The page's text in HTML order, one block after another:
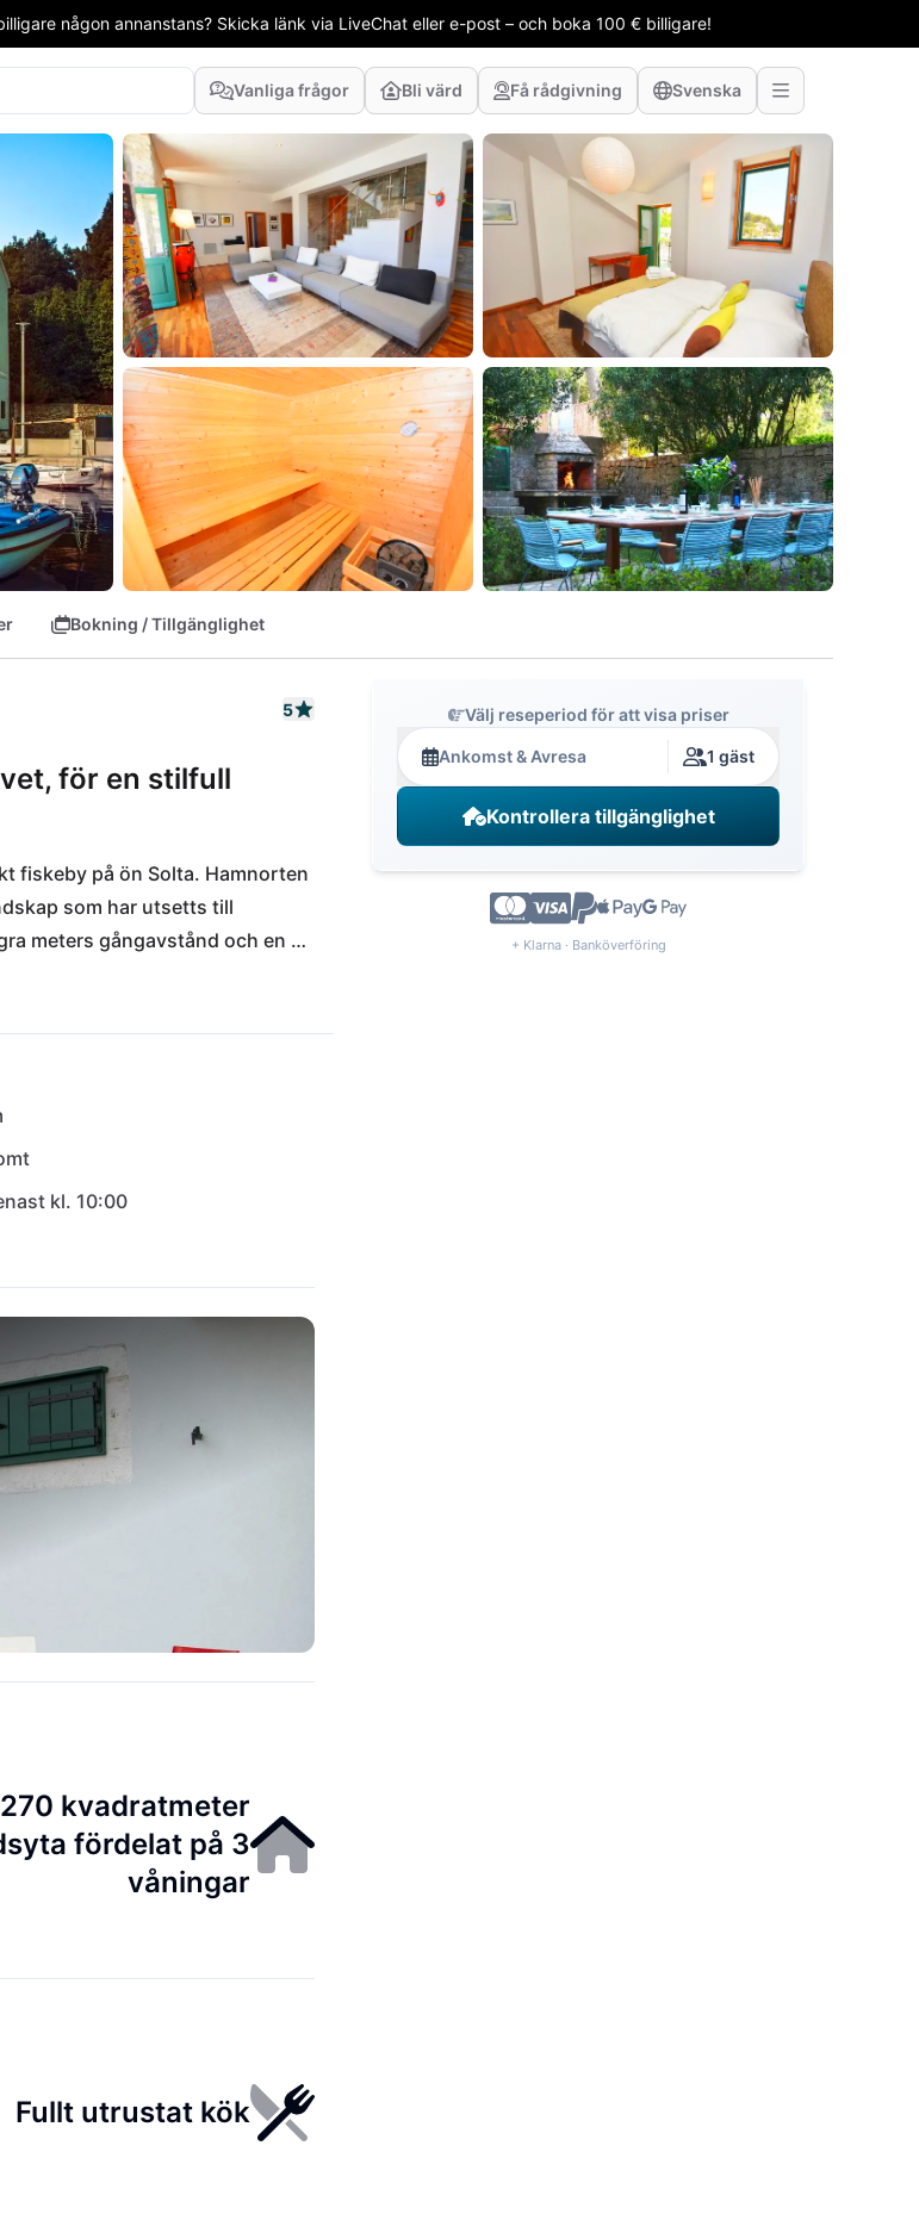
någon annanstans? Skicka länk via LiveChat eller e-post – och boka 100 € billigare!
Vanliga frågor Bli värd Få rådgivning Svenska
Bokning / Tillgänglighet
5
för en stilfull
fiskeby på ön Solta. Hamnorten
som har utsetts till
meters gångavstånd och en
hyr en bil när du landar i den
direkt på den privata
flera gånger om dagen med
kl. 10:00
270 kvadratmeter
fördelat på 3
våningar
Fullt utrustat kök
Välj reseperiod för att visa priser
Ankomst & Avresa 1 gäst
Kontrollera tillgänglighet
+ Klarna · Banköverföring